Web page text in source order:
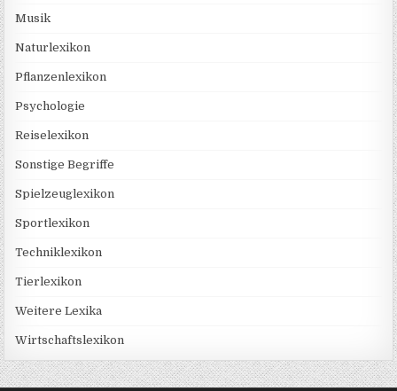
Musik
Naturlexikon
Pflanzenlexikon
Psychologie
Reiselexikon
Sonstige Begriffe
Spielzeuglexikon
Sportlexikon
Techniklexikon
Tierlexikon
Weitere Lexika
Wirtschaftslexikon